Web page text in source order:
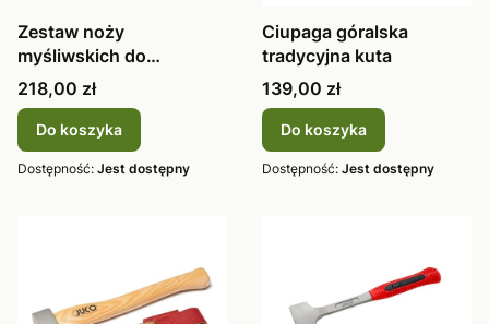
Zestaw noży
myśliwskich do
skórowania, filetowania
Cena
218,00 zł
Do koszyka
Dostępność: Jest dostępny
Ciupaga góralska
tradycyjna kuta
Cena
139,00 zł
Do koszyka
Dostępność: Jest dostępny